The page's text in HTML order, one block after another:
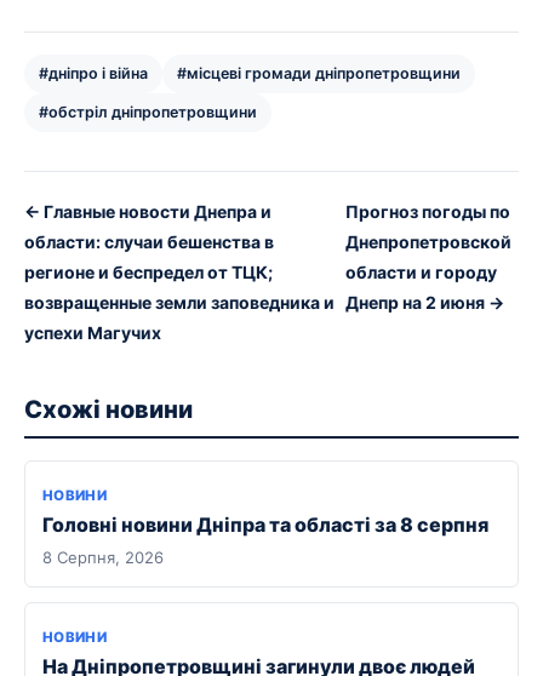
#дніпро і війна #місцеві громади дніпропетровщини
#обстріл дніпропетровщини
← Главные новости Днепра и
области: случаи бешенства в
регионе и беспредел от ТЦК;
возвращенные земли заповедника и
успехи Магучих
Прогноз погоды по
Днепропетровской
области и городу
Днепр на 2 июня →
Схожі новини
НОВИНИ
Головні новини Дніпра та області за 8 серпня
8 Серпня, 2026
НОВИНИ
На Дніпропетровщині загинули двоє людей